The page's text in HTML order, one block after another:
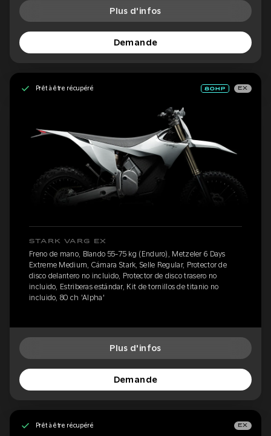
Plus d'infos
Demande
Prêt à être récupéré EX
STARK VARG EX
Freno de mano, Blando 55-75 kg (Enduro), Metzeler 6 Days
Extreme Medium, Cámara Stark, Selle Regular, Protector de
disco delantero no incluido, Protector de disco trasero no
incluido, Estriberas estándar, Kit de tornillos de titanio no
incluido, 80 ch 'Alpha'
Plus d'infos
Demande
Prêt à être récupéré EX